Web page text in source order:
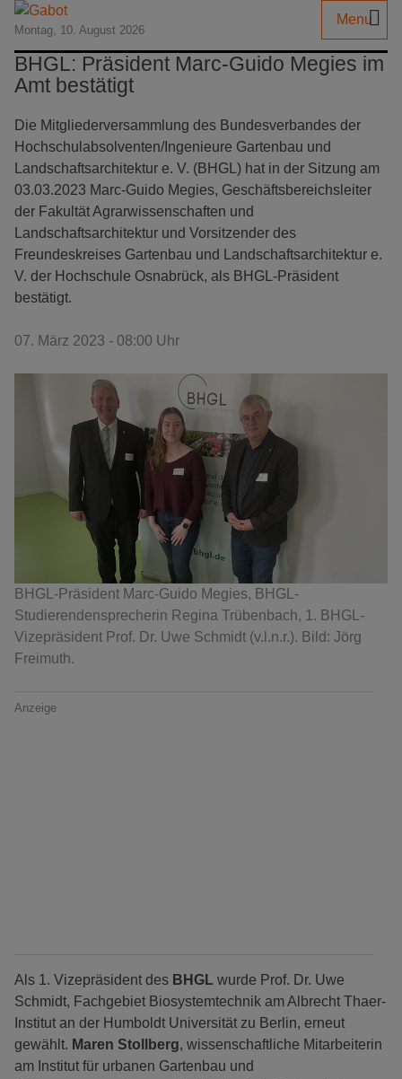
Montag, 10. August 2026
Menu
BHGL: Präsident Marc-Guido Megies im
Amt bestätigt
Die Mitgliederversammlung des Bundesverbandes der
Hochschulabsolventen/Ingenieure Gartenbau und
Landschaftsarchitektur e. V. (BHGL) hat in der Sitzung am
03.03.2023 Marc-Guido Megies, Geschäftsbereichsleiter
der Fakultät Agrarwissenschaften und
Landschaftsarchitektur und Vorsitzender des
Freundeskreises Gartenbau und Landschaftsarchitektur e.
V. der Hochschule Osnabrück, als BHGL-Präsident
bestätigt.
07. März 2023 - 08:00 Uhr
BHGL-Präsident Marc-Guido Megies, BHGL-
Studierendensprecherin Regina Trübenbach, 1. BHGL-
Vizepräsident Prof. Dr. Uwe Schmidt (v.l.n.r.). Bild: Jörg
Freimuth.
Anzeige
Als 1. Vizepräsident des BHGL wurde Prof. Dr. Uwe
Schmidt, Fachgebiet Biosystemtechnik am Albrecht Thaer-
Institut an der Humboldt Universität zu Berlin, erneut
gewählt. Maren Stollberg, wissenschaftliche Mitarbeiterin
am Institut für urbanen Gartenbau und